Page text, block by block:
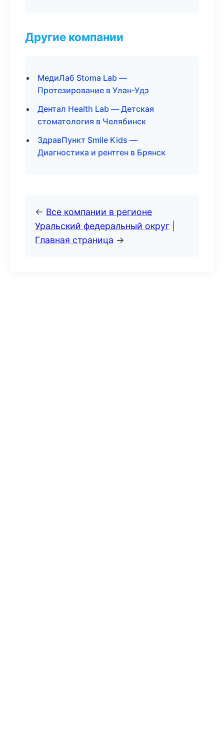
Другие компании
МедиЛаб Stoma Lab —
Протезирование в Улан-Удэ
Дентал Health Lab — Детская
стоматология в Челябинск
ЗдравПункт Smile Kids —
Диагностика и рентген в Брянск
← Все компании в регионе
Уральский федеральный округ
Главная страница →